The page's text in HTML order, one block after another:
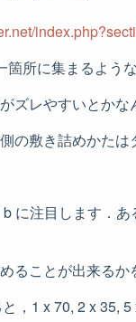
所に集まるよう
ズレやすいとかな
の敷き詰めかた
に注目します．
ることが出来るか
，1 x 70, 2 x 35,